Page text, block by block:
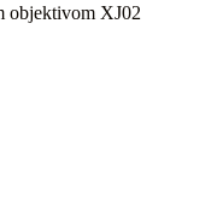
objektivom XJ02